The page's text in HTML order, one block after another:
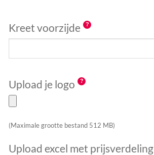
Kreet voorzijde
Upload je logo
(Maximale grootte bestand 512 MB)
Upload excel met prijsverdeling